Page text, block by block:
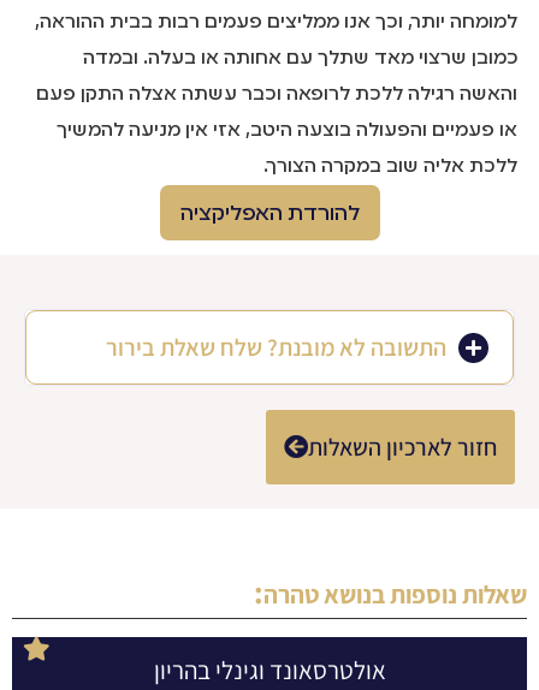
למומחה יותר, וכך אנו ממליצים פעמים רבות בבית ההוראה,
כמובן שרצוי מאד שתלך עם אחותה או בעלה. ובמדה
והאשה רגילה ללכת לרופאה וכבר עשתה אצלה התקן פעם
או פעמיים והפעולה בוצעה היטב, אזי אין מניעה להמשיך
ללכת אליה שוב במקרה הצורך.
להורדת האפליקציה
התשובה לא מובנת? שלח שאלת בירור
חזור לארכיון השאלות
שאלות נוספות בנושאטהרה:
אולטרסאונד וגינלי בהריון